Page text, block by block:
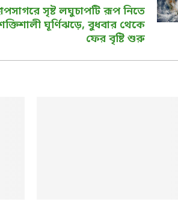
সৃষ্ট লঘুচাপটি রূপ নিতে
ঘূর্ণিঝড়ে, বুধবার থেকে
ফের বৃষ্টি শুরু